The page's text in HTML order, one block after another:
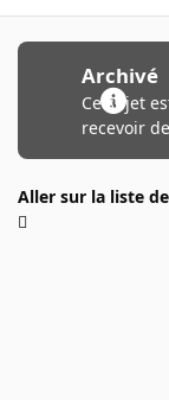
Archivé
Ce sujet
recevoir
Aller sur la liste